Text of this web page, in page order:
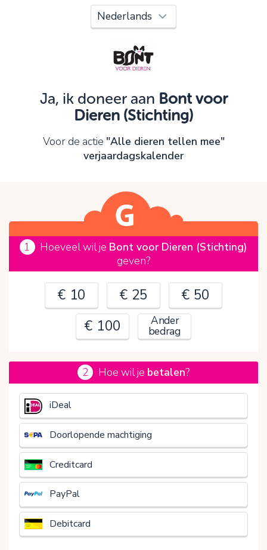
Ja, ik doneer aan Bont voor
Dieren (Stichting)
Voor de actie "Alle dieren tellen mee"
verjaardagskalender
1 Hoeveel wil je Bont voor Dieren (Stichting)
geven?
€ 10 € 25
€ 50
€ 100
Ander
bedrag
€
2 Hoe wil je betalen?
iDeal
Doorlopende machtiging
Creditcard
PayPal
Debitcard
Oeps!
Je kunt nog niet verder vanwege:
Controleer en verbeter je invoer en probeer het
OK